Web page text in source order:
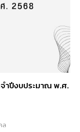
ำปีงบประมาณ พ.ศ.
ล